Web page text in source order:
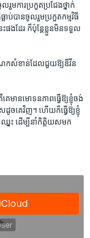
ម​ការ​ប្រកួត​ប្រជែង​ថ្នាក់​
លាប់​បាន​ចូល​រួម​ប្រកួត​កម្មវិធី
ផង​ដែរ​ ក៏​ប៉ុន្តែ​ខ្លួន​មិន​ទទួល​
ក​សំខាន់​ដែល​ជួយ​ឱ្យឌីវីន​
ាន​មោទនភាព​ធ្វើ​ឱ្យខ្ញុំ​ចង់​
ច​គេ​វិញ​។​ ​ហើយ​ក៏​ធ្វើ​ឱ្យខ្ញុំ​
នះ ដើម្បី​នាំ​កិត្តិយស​មក​